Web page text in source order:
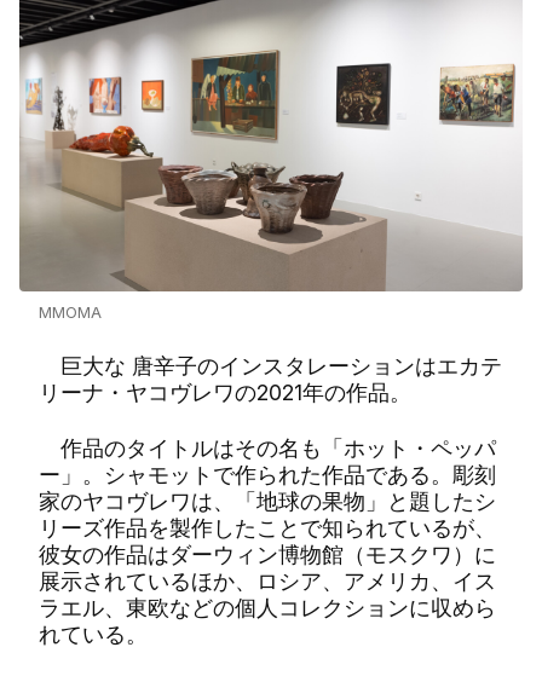
MMOMA
巨大な 唐辛子のインスタレーションはエカテ
リーナ・ヤコヴレワの2021年の作品。
作品のタイトルはその名も「ホット・ペッパ
ー」。シャモットで作られた作品である。彫刻
家のヤコヴレワは、「地球の果物」と題したシ
リーズ作品を製作したことで知られているが、
彼女の作品はダーウィン博物館（モスクワ）に
展示されているほか、ロシア、アメリカ、イス
ラエル、東欧などの個人コレクションに収めら
れている。